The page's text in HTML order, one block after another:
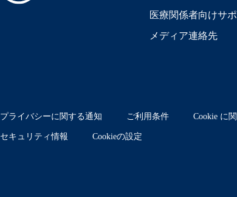
医療関係者向けサ
メディア連絡先
プライバシーに関する通知 ご利用条件 Cookie に
セキュリティ情報 Cookieの設定